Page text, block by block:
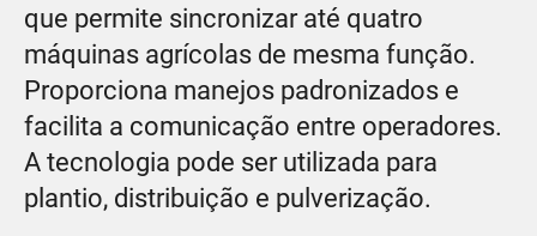
que permite sincronizar até quatro
máquinas agrícolas de mesma função.
Proporciona manejos padronizados e
facilita a comunicação entre operadores.
A tecnologia pode ser utilizada para
plantio, distribuição e pulverização.